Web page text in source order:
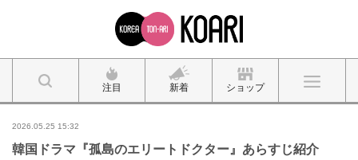
注目 新着 ショップ
2026.05.25 15:32
韓国ドラマ『孤島のエリートドクター』あらすじ紹介